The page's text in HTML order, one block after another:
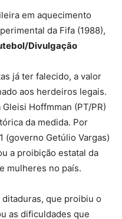
em aquecimento
da Fifa (1988),
Divulgação
já ter falecido, a valor
aos herdeiros legais.
Hoffmman (PT/PR)
da medida. Por
(governo Getúlio Vargas)
a proibição estatal da
mulheres no país.
que proibiu o
as dificuldades que